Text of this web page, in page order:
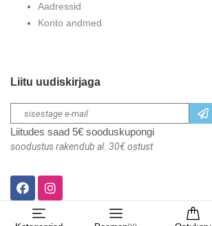
Aadressid
Konto andmed
Liitu uudiskirjaga
Liitudes saad 5€ sooduskupongi
soodustus rakendub al. 30€ ostust